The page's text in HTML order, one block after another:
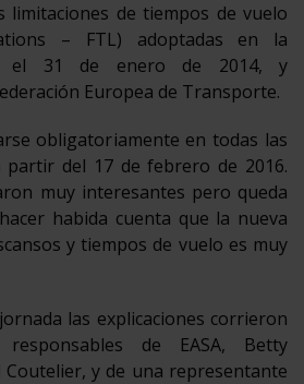
limitaciones de tiempos de vuelo
– FTL) adoptadas en la
el 31 de enero de 2014, y
Europea de Transporte.
obligatoriamente en todas las
partir del 17 de febrero de 2016.
muy interesantes pero queda
habida cuenta que la nueva
y tiempos de vuelo es muy
las explicaciones corrieron
de EASA, Betty
y de una representante